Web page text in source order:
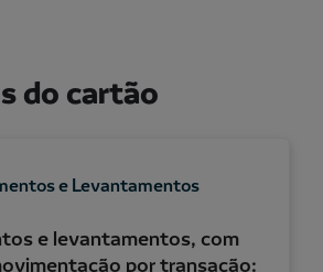
do cartão
e Levantamentos
e levantamentos, com
por transação: